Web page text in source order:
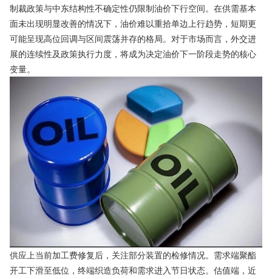
制裁政策与中东结构性不确定性仍限制油价下行空间。在供需基本
面未出现明显改善的情况下，油价难以重拾单边上行趋势，短期更
可能呈现高位回调与区间震荡并存的格局。对于市场而言，外交进
展的连续性及政策执行力度，将成为决定油价下一阶段走势的核心
变量。
供应上当前加工费修复后，关注部分装置的检修情况。需求端聚酯
开工下滑至低位，终端织造负荷和需求进入节日状态。估值端，近